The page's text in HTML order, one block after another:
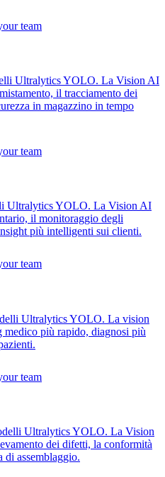
Ultralytics YOLO. La Vision AI
il tracciamento dei
in magazzino in tempo
Ultralytics YOLO. La Vision AI
il monitoraggio degli
più intelligenti sui clienti.
Ultralytics YOLO. La vision
più rapido, diagnosi più
Ultralytics YOLO. La Vision
dei difetti, la conformità
di assemblaggio.